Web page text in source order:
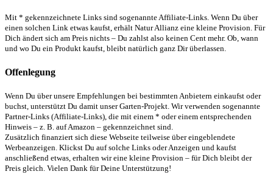
Mit * gekennzeichnete Links sind sogenannte Affiliate-Links. Wenn Du über
einen solchen Link etwas kaufst, erhält Natur Allianz eine kleine Provision. Für
Dich ändert sich am Preis nichts – Du zahlst also keinen Cent mehr. Ob, wann
und wo Du ein Produkt kaufst, bleibt natürlich ganz Dir überlassen.
Offenlegung
Wenn Du über unsere Empfehlungen bei bestimmten Anbietern einkaufst oder
buchst, unterstützt Du damit unser Garten-Projekt. Wir verwenden sogenannte
Partner-Links (Affiliate-Links), die mit einem * oder einem entsprechenden
Hinweis – z. B. auf Amazon – gekennzeichnet sind.
Zusätzlich finanziert sich diese Webseite teilweise über eingeblendete
Werbeanzeigen. Klickst Du auf solche Links oder Anzeigen und kaufst
anschließend etwas, erhalten wir eine kleine Provision – für Dich bleibt der
Preis gleich. Vielen Dank für Deine Unterstützung!